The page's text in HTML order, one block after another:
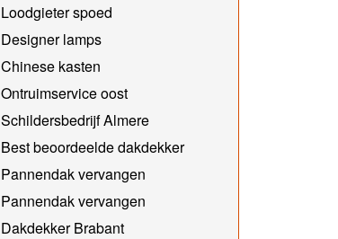
Loodgieter spoed
Designer lamps
Chinese kasten
Ontruimservice oost
Schildersbedrijf Almere
Best beoordeelde dakdekker
Pannendak vervangen
Pannendak vervangen
Dakdekker Brabant